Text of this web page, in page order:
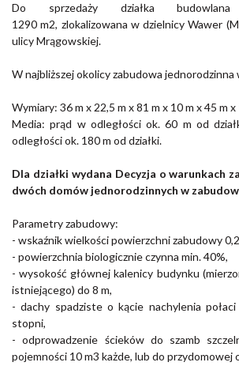
Do sprzedaży działka
1290 m2, zlokalizowana w dzielnicy Wawer
ulicy Mrągowskiej.
W najbliższej okolicy zabudowa jednorodzinna
Wymiary: 36 m x 22,5 m x 81 m x 10 m x 45 m x
Media: prąd w odległości ok. 60 m od
odległości ok. 180 m od działki.
Dla działki wydana Decyzja o warunkach
dwóch domów jednorodzinnych w
Parametry zabudowy:
- wskaźnik wielkości powierzchni zabudowy
- powierzchnia biologicznie czynna min. 40%,
- wysokość głównej kalenicy budynku
istniejącego) do 8 m,
- dachy spadziste o kącie nachylenia
stopni,
- odprowadzenie ścieków do szamb
pojemności 10 m3 każde, lub do przydomowej